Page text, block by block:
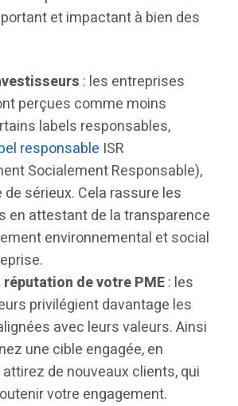
et impactant à bien des
: les entreprises
perçues comme moins
labels responsables,
responsable ISR
Socialement Responsable),
de sérieux. Cela rassure les
en attestant de la transparence
environnemental et social
de votre PME: les
privilégient davantage les
avec leurs valeurs. Ainsi
une cible engagée, en
de nouveaux clients, qui
votre engagement.